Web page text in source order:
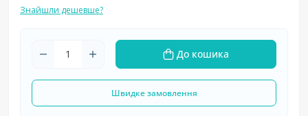
Знайшли дешевше?
До кошика
Швидке замовлення